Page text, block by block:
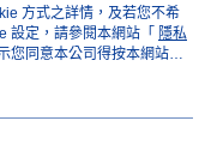
方式之詳情，及若您不希
設定，請參閱本網站「 隱私
您同意本公司得按本網站使